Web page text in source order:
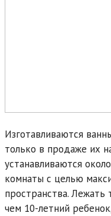
Изготавливаются
только в продаже их
устанавливаются
комнаты с целью
пространства.
чем 10-летний